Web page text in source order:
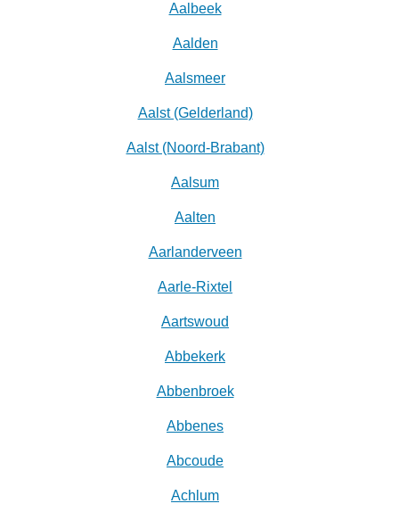
Aalbeek
Aalden
Aalsmeer
Aalst (Gelderland)
Aalst (Noord-Brabant)
Aalsum
Aalten
Aarlanderveen
Aarle-Rixtel
Aartswoud
Abbekerk
Abbenbroek
Abbenes
Abcoude
Achlum